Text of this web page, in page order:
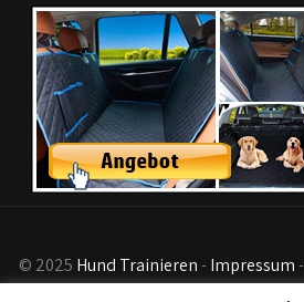
© 2025 Hund Trainieren-Impressum-